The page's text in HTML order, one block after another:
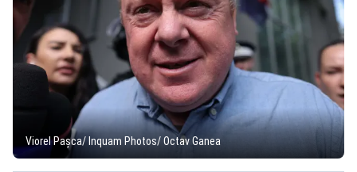
Viorel Pașca/ Inquam Photos/ Octav Ganea